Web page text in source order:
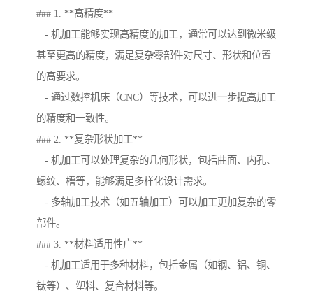
### 1. **高精度**
- 机加工能够实现高精度的加工，通常可以达到微米级
甚至更高的精度，满足复杂零部件对尺寸、形状和位置
的高要求。
- 通过数控机床（CNC）等技术，可以进一步提高加工
的精度和一致性。
### 2. **复杂形状加工**
- 机加工可以处理复杂的几何形状，包括曲面、内孔、
螺纹、槽等，能够满足多样化设计需求。
- 多轴加工技术（如五轴加工）可以加工更加复杂的零
部件。
### 3. **材料适用性广**
- 机加工适用于多种材料，包括金属（如钢、铝、铜、
钛等）、塑料、复合材料等。